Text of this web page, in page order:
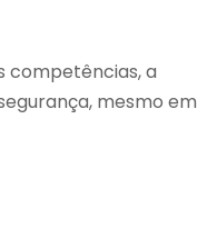
competências, a
mesmo em